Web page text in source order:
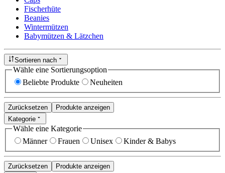
Fischerhüte
Beanies
Wintermützen
Babymützen & Lätzchen
Sortieren nach
Wähle eine Sortierungsoption
Beliebte Produkte
Neuheiten
Zurücksetzen
Produkte anzeigen
Kategorie
Wähle eine Kategorie
Männer
Frauen Unisex Kinder & Babys
Zurücksetzen
Produkte anzeigen